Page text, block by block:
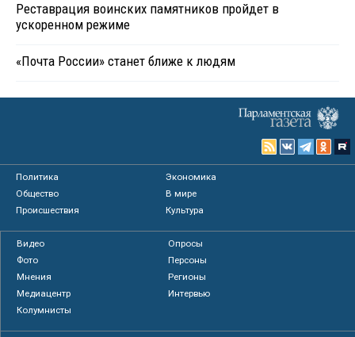
Реставрация воинских памятников пройдет в
ускоренном режиме
«Почта России» станет ближе к людям
Политика
Экономика
Общество
В мире
Происшествия
Культура
Видео
Опросы
Фото
Персоны
Мнения
Регионы
Медиацентр
Интервью
Колумнисты